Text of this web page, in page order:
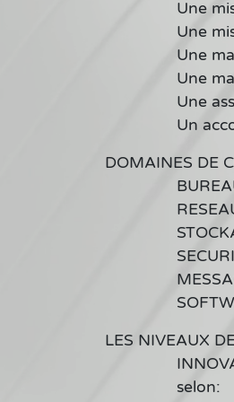
​Une
Une
Une
Une
Une
Un
DOMAINES DE
LES NIVEAUX
selon: